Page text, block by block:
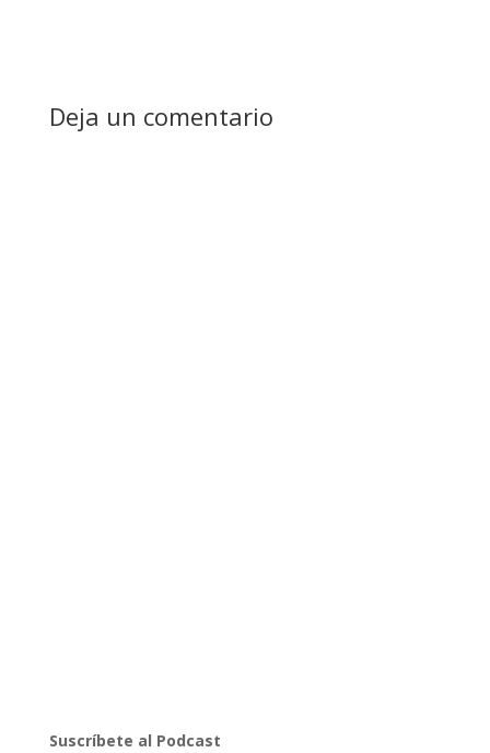
Deja un comentario
Suscríbete al Podcast